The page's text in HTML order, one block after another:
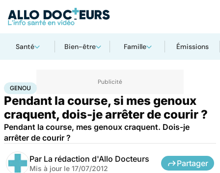
Santé Bien-être Famille Émissions
AccueilBien-être Genou
GENOU
Pendant la course, si mes genoux
craquent, dois-je arrêter de courir ?
Pendant la course, mes genoux craquent. Dois-je
arrêter de courir ?
Par La rédaction d'Allo Docteurs
Mis à jour le 17/07/2012
Partager